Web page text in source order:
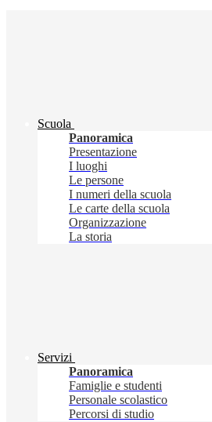
Scuola
Panoramica
Presentazione
I luoghi
Le persone
I numeri della scuola
Le carte della scuola
Organizzazione
La storia
Servizi
Panoramica
Famiglie e studenti
Personale scolastico
Percorsi di studio